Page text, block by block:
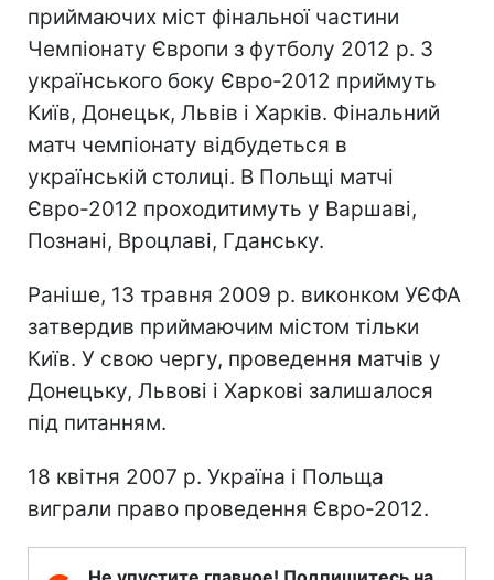
приймаючих міст фінальної частини
Чемпіонату Європи з футболу 2012 р. З
українського боку Євро-2012 приймуть
Київ, Донецьк, Львів і Харків. Фінальний
матч чемпіонату відбудеться в
українській столиці. В Польщі матчі
Євро-2012 проходитимуть у Варшаві,
Познані, Вроцлаві, Гданську.
Раніше, 13 травня 2009 р. виконком УЄФА
затвердив приймаючим містом тільки
Київ. У свою чергу, проведення матчів у
Донецьку, Львові і Харкові залишалося
під питанням.
18 квітня 2007 р. Україна і Польща
виграли право проведення Євро-2012.